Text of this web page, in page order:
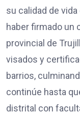
su calidad de
haber firmado un
provincial de
visados y
barrios,
continúe hasta
distrital con